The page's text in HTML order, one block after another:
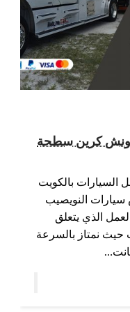
/ 65557275 / ونش كرين سطحة
السيارات بالكويت
النويصيب
الذي يتعلق
نمتاز بالسرعة